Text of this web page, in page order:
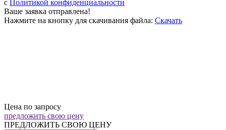
c
Политикой конфиденциальности
Ваше заявка отправлена!
Нажмите на кнопку для скачивания файла: Скачать
Цена по запросу
предложить свою цену
ПРЕДЛОЖИТЬ СВОЮ ЦЕНУ